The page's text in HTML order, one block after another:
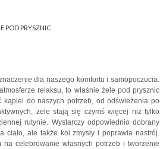
POD PRYSZNIC
dla naszego komfortu i samopoczucia.
relaksu, to właśnie żele pod prysznic
kąpiel do naszych potrzeb, od odświeżenia po
żele stają się czymś więcej niż tylko
rutynie. Wystarczy odpowiednio dobrany
ciało, ale także koi zmysły i poprawia nastrój.
celebrowanie własnych potrzeb i tworzenie